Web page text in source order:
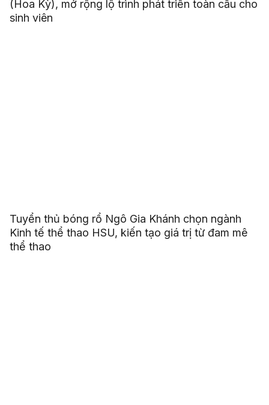
(Hoa Kỳ), mở rộng lộ trình phát triển toàn cầu cho
sinh viên
Tuyển thủ bóng rổ Ngô Gia Khánh chọn ngành
Kinh tế thể thao HSU, kiến tạo giá trị từ đam mê
thể thao